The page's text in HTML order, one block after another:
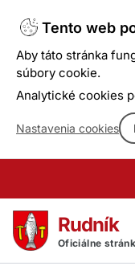
Tento web
Aby táto stránka
súbory cookie.
Analytické cookies
Nastavenia cookies
obsahu
Rudník
Oficiálne